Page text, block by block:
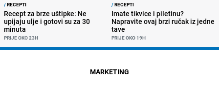
/RECEPTI
Recept za brze uštipke: Ne
upijaju ulje i gotovi su za 30
minuta
PRIJE OKO 23H
/RECEPTI
Imate tikvice i piletinu?
Napravite ovaj brzi ručak iz jedne
tave
PRIJE OKO 19H
MARKETING